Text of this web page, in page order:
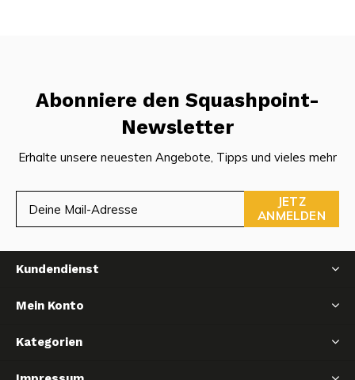
Abonniere den Squashpoint-
Newsletter
Erhalte unsere neuesten Angebote, Tipps und vieles mehr
JETZ
ANMELDEN
Kundendienst
Mein Konto
Kategorien